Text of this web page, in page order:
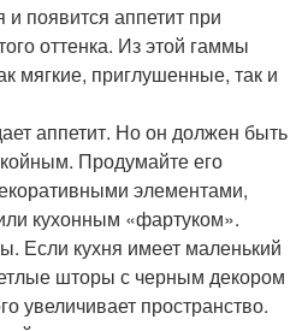
появится аппетит при
оттенка. Из этой гаммы
мягкие, приглушенные, так и
аппетит. Но он должен быть
Продумайте его
элементами,
кухонным «фартуком».
Если кухня имеет маленький
шторы с черным декором
увеличивает пространство.